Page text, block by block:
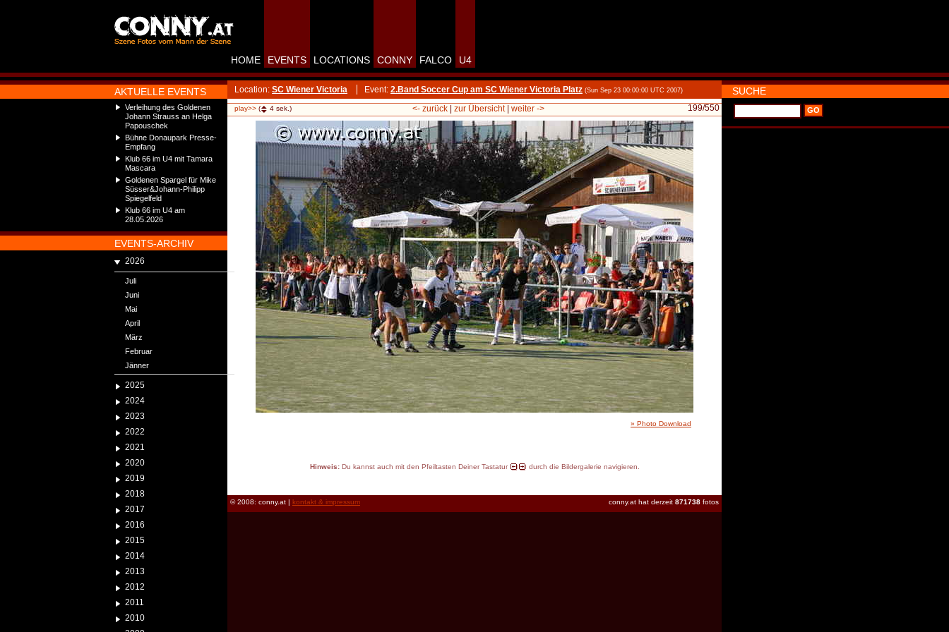
AKTUELLE EVENTS
Verleihung des Goldenen
Johann Strauss an Helga
Papouschek
Bühne Donaupark Presse-
Empfang
Klub 66 im U4 mit Tamara
Mascara
Goldenen Spargel für Mike
Süsser&Johann-Philipp
Spiegelfeld
Klub 66 im U4 am
28.05.2026
EVENTS-ARCHIV
2026
Juli
Juni
Mai
April
März
Februar
Jänner
2025
2024
2023
2022
2021
2020
2019
2018
2017
2016
2015
2014
2013
2012
2011
2010
HOME EVENTS LOCATIONS CONNY FALCO U4
Location: SC Wiener Victoria Event: 2.Band Soccer Cup am SC Wiener Victoria Platz (Sun Sep 23 00:00:00 UTC 2007)
play>> ( 4 sek.) 199/550
<- zurück| zur Übersicht| weiter ->
» Photo Download
Hinweis:Du kannst auch mit den Pfeiltasten Deiner Tastatur durch die Bildergalerie navigieren.
conny.at hat derzeit 871738 fotos
© 2008: conny.at | kontakt & impressum
SUCHE